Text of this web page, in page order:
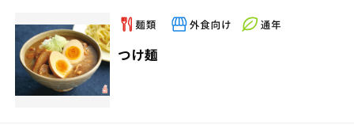
つけ麺